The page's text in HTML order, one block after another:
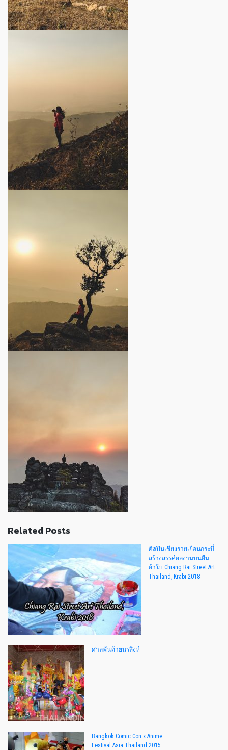
Related Posts
ศิลปินเชียงรายเยือนกระบี่
สร้างสรรค์ผลงานบนผืน
ผ้าใบ Chiang Rai Street Art
Thailand, Krabi 2018
ศาลพันท้ายนรสิงห์
Bangkok Comic Con x Anime
Festival Asia Thailand 2015